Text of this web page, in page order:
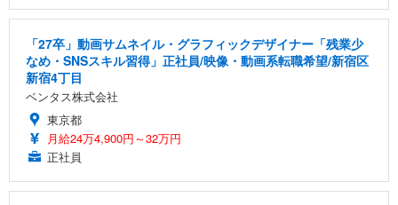
「27卒」動画サムネイル・グラフィックデザイナー「残業少
なめ・SNSスキル習得」正社員/映像・動画系転職希望/新宿区
新宿4丁目
ベンタス株式会社
東京都
月給24万4,900円～32万円
正社員